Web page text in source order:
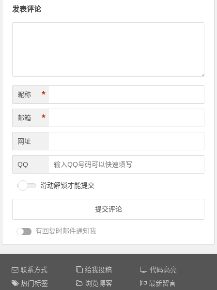
发表评论
昵称 *
邮箱 *
网址
QQ
滑动解锁才能提交
有回复时邮件通知我
联系方式 给我投稿
代码高亮
热门标签
浏览博客 最新留言